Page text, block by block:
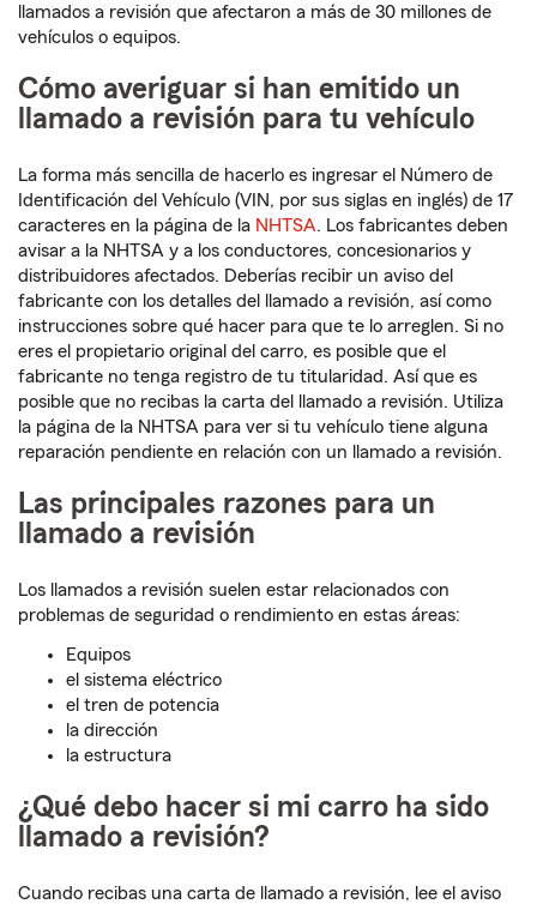
llamados a revisión que afectaron a más de 30 millones de
vehículos o equipos.
Cómo averiguar si han emitido un
llamado a revisión para tu vehículo
La forma más sencilla de hacerlo es ingresar el Número de
Identificación del Vehículo (VIN, por sus siglas en inglés) de 17
caracteres en la página de la NHTSA. Los fabricantes deben
avisar a la NHTSA y a los conductores, concesionarios y
distribuidores afectados. Deberías recibir un aviso del
fabricante con los detalles del llamado a revisión, así como
instrucciones sobre qué hacer para que te lo arreglen. Si no
eres el propietario original del carro, es posible que el
fabricante no tenga registro de tu titularidad. Así que es
posible que no recibas la carta del llamado a revisión. Utiliza
la página de la NHTSA para ver si tu vehículo tiene alguna
reparación pendiente en relación con un llamado a revisión.
Las principales razones para un
llamado a revisión
Los llamados a revisión suelen estar relacionados con
problemas de seguridad o rendimiento en estas áreas:
Equipos
el sistema eléctrico
el tren de potencia
la dirección
la estructura
¿Qué debo hacer si mi carro ha sido
llamado a revisión?
Cuando recibas una carta de llamado a revisión, lee el aviso